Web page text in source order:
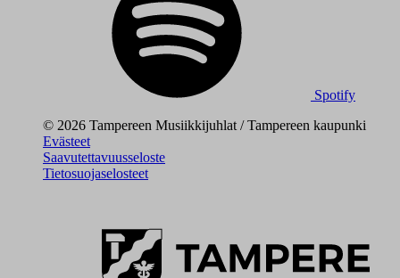
Spotify
© 2026 Tampereen Musiikkijuhlat / Tampereen kaupunki
Evästeet
Saavutettavuusseloste
Tietosuojaselosteet